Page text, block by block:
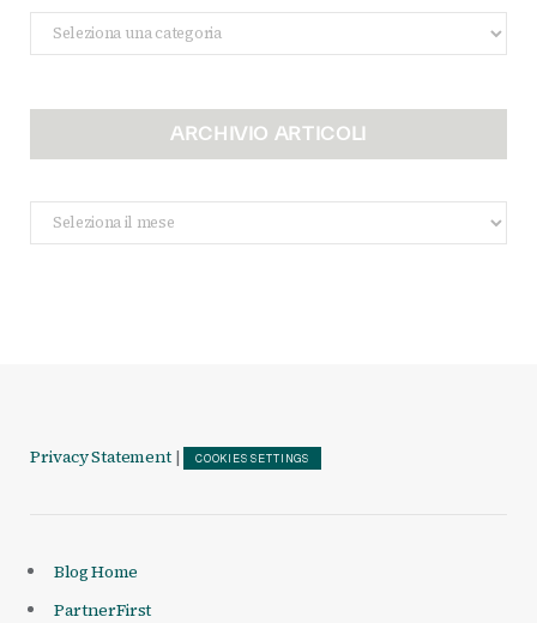
Categorie
ARCHIVIO ARTICOLI
Archivio
Articoli
Privacy Statement | COOKIES SETTINGS
Blog Home
PartnerFirst